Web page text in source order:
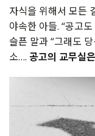
자식을 위해서 모든
야속한 아들. “공고
슬픈 말과 “그래도
소…. 공고의 교무실